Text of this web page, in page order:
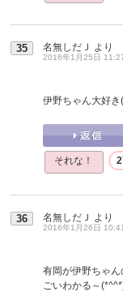
35 名無しだＪ より
2016年1月25日
伊野ちゃん大好
それな！
36 名無しだＪ より
2016年1月26日
有岡が伊野ちゃ
ごいわかる～